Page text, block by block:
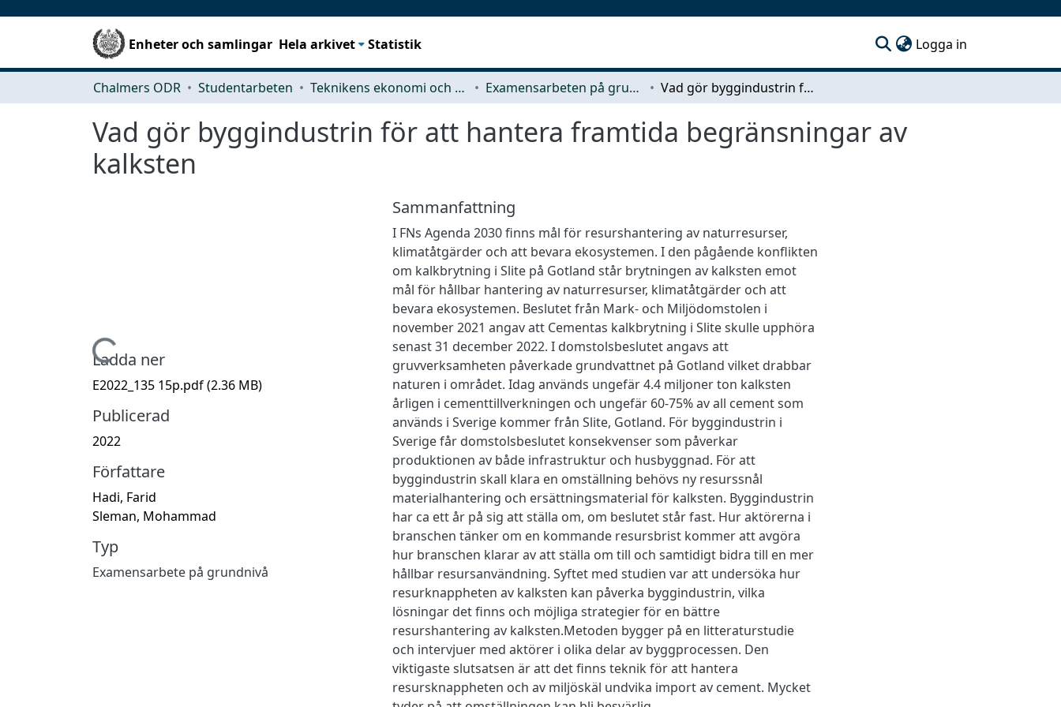
Enheter och samlingar Hela arkivet Statistik Logga in
Chalmers ODR Studentarbeten Teknikens ekonomi och organisation Examensarbeten på grundnivå Vad gör byggindustrin för att hantera framtida begränsningar av kalksten
Vad gör byggindustrin för att hantera framtida begränsningar av
kalksten
Hämtar...
Ladda ner
E2022_135 15p.pdf(2.36 MB)
Publicerad
2022
Författare
Hadi, Farid
Sleman, Mohammad
Typ
Examensarbete på grundnivå
Sammanfattning
I FNs Agenda 2030 finns mål för resurshantering av naturresurser,
klimatåtgärder och att bevara ekosystemen. I den pågående konflikten
om kalkbrytning i Slite på Gotland står brytningen av kalksten emot
mål för hållbar hantering av naturresurser, klimatåtgärder och att
bevara ekosystemen. Beslutet från Mark- och Miljödomstolen i
november 2021 angav att Cementas kalkbrytning i Slite skulle upphöra
senast 31 december 2022. I domstolsbeslutet angavs att
gruvverksamheten påverkade grundvattnet på Gotland vilket drabbar
naturen i området. Idag används ungefär 4.4 miljoner ton kalksten
årligen i cementtillverkningen och ungefär 60-75% av all cement som
används i Sverige kommer från Slite, Gotland. För byggindustrin i
Sverige får domstolsbeslutet konsekvenser som påverkar
produktionen av både infrastruktur och husbyggnad. För att
byggindustrin skall klara en omställning behövs ny resurssnål
materialhantering och ersättningsmaterial för kalksten. Byggindustrin
har ca ett år på sig att ställa om, om beslutet står fast. Hur aktörerna i
branschen tänker om en kommande resursbrist kommer att avgöra
hur branschen klarar av att ställa om till och samtidigt bidra till en mer
hållbar resursanvändning. Syftet med studien var att undersöka hur
resurknappheten av kalksten kan påverka byggindustrin, vilka
lösningar det finns och möjliga strategier för en bättre
resurshantering av kalksten.Metoden bygger på en litteraturstudie
och intervjuer med aktörer i olika delar av byggprocessen. Den
viktigaste slutsatsen är att det finns teknik för att hantera
resursknappheten och av miljöskäl undvika import av cement. Mycket